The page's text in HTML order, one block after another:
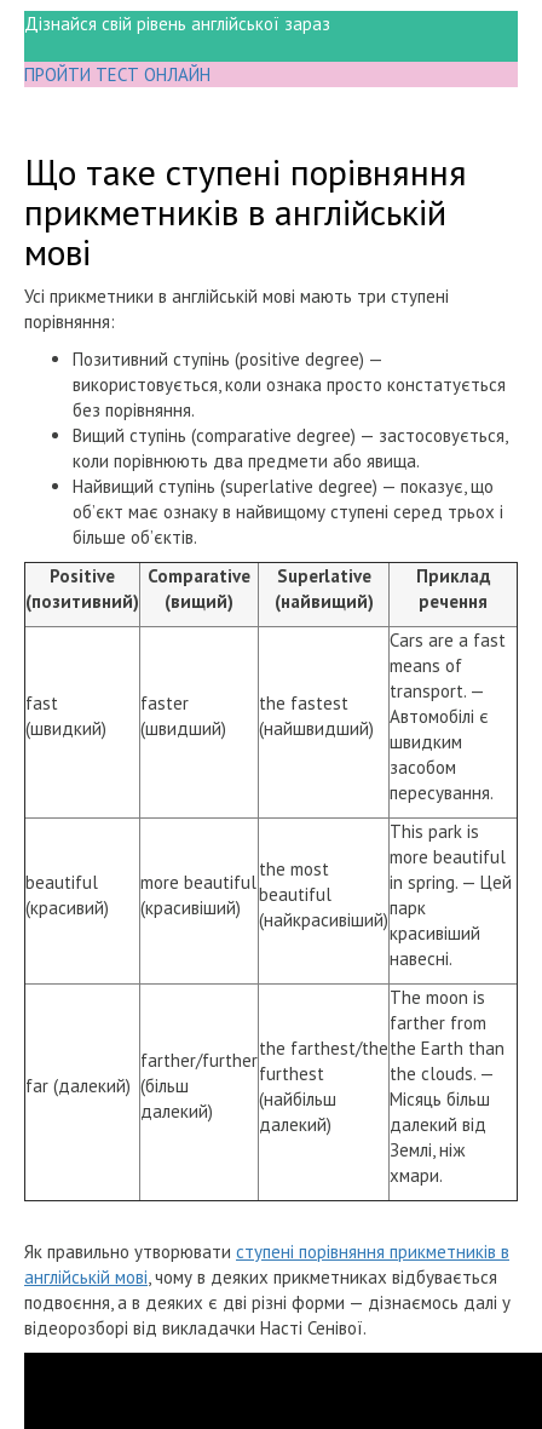
Дізнайся свій рівень англійської зараз
ПРОЙТИ ТЕСТ ОНЛАЙН
Що таке ступені порівняння
прикметників в англійській
мові
Усі прикметники в англійській мові мають три ступені
порівняння:
Позитивний ступінь (positive degree) —
використовується, коли ознака просто констатується
без порівняння.
Вищий ступінь (comparative degree) — застосовується,
коли порівнюють два предмети або явища.
Найвищий ступінь (superlative degree) — показує, що
об’єкт має ознаку в найвищому ступені серед трьох і
більше об’єктів.
Positive
(позитивний)
Comparative
(вищий)
Superlative
(найвищий)
Приклад
речення
fast
(швидкий)
faster
(швидший)
the fastest
(найшвидший)
Cars are a fast
means of
transport. —
Автомобілі є
швидким
засобом
пересування.
beautiful
(красивий)
more beautiful
(красивіший)
the most
beautiful
(найкрасивіший)
This park is
more beautiful
in spring. — Цей
парк
красивіший
навесні.
far (далекий)
farther/further
(більш
далекий)
the farthest/the
furthest
(найбільш
далекий)
The moon is
farther from
the Earth than
the clouds. —
Місяць більш
далекий від
Землі, ніж
хмари.
Як правильно утворювати ступені порівняння прикметників в
англійській мові, чому в деяких прикметниках відбувається
подвоєння, а в деяких є дві різні форми — дізнаємось далі у
відеорозборі від викладачки Насті Сенівої.